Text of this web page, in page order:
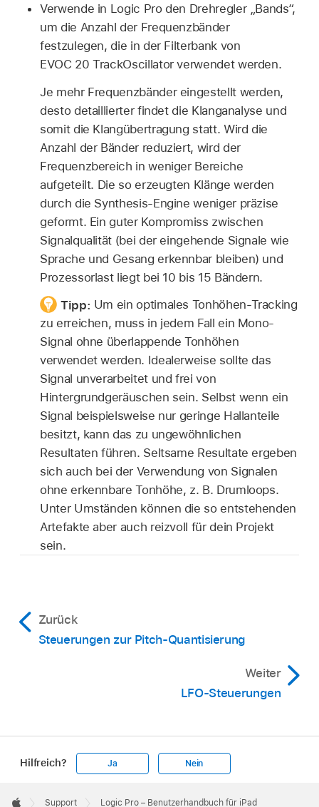
Verwende in Logic Pro den Drehregler „Bands“,
um die Anzahl der Frequenzbänder
festzulegen, die in der Filterbank von
EVOC 20 TrackOscillator verwendet werden.
Je mehr Frequenzbänder eingestellt werden,
desto detaillierter findet die Klanganalyse und
somit die Klangübertragung statt. Wird die
Anzahl der Bänder reduziert, wird der
Frequenzbereich in weniger Bereiche
aufgeteilt. Die so erzeugten Klänge werden
durch die Synthesis-Engine weniger präzise
geformt. Ein guter Kompromiss zwischen
Signalqualität (bei der eingehende Signale wie
Sprache und Gesang erkennbar bleiben) und
Prozessorlast liegt bei 10 bis 15 Bändern.
Tipp: Um ein optimales Tonhöhen-Tracking
zu erreichen, muss in jedem Fall ein Mono-
Signal ohne überlappende Tonhöhen
verwendet werden. Idealerweise sollte das
Signal unverarbeitet und frei von
Hintergrundgeräuschen sein. Selbst wenn ein
Signal beispielsweise nur geringe Hallanteile
besitzt, kann das zu ungewöhnlichen
Resultaten führen. Seltsame Resultate ergeben
sich auch bei der Verwendung von Signalen
ohne erkennbare Tonhöhe, z. B. Drumloops.
Unter Umständen können die so entstehenden
Artefakte aber auch reizvoll für dein Projekt
sein.
Zurück
Steuerungen zur Pitch-Quantisierung
Weiter
LFO-Steuerungen
Hilfreich? Ja Nein
Footer
 Support Logic Pro – Benutzerhandbuch für iPad